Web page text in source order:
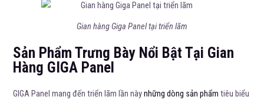
Gian hàng Giga Panel tại triển lãm
Sản Phẩm Trưng Bày Nổi Bật Tại Gian
Hàng GIGA Panel
GIGA Panel mang đến triển lãm lần nàynhững dòng sản phẩm tiêu biểu